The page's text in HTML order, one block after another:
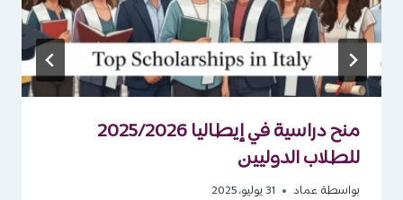
منح دراسية في إيطاليا 2025/2026
للطلاب الدوليين
بواسطة عماد 31 يوليو، 2025